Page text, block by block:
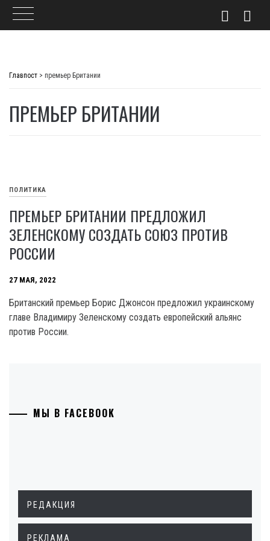
Главпост > премьер Британии
ПРЕМЬЕР БРИТАНИИ
ПОЛИТИКА
ПРЕМЬЕР БРИТАНИИ ПРЕДЛОЖИЛ
ЗЕЛЕНСКОМУ СОЗДАТЬ СОЮЗ ПРОТИВ
РОССИИ
27 МАЯ, 2022
Британский премьер Борис Джонсон предложил украинскому
главе Владимиру Зеленскому создать европейский альянс
против России.
МЫ В FACEBOOK
РЕДАКЦИЯ
РЕКЛАМА